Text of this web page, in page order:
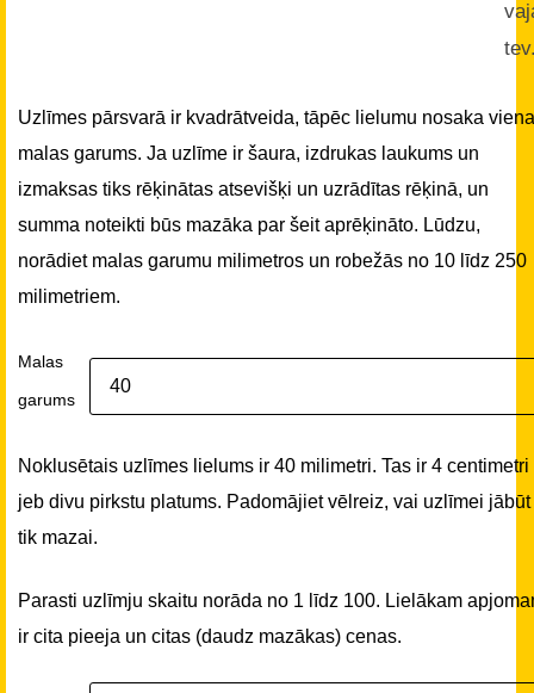
Uzlīmes pārsvarā ir kvadrātveida, tāpēc lielumu nosaka
malas garums. Ja uzlīme ir šaura, izdrukas laukums un
izmaksas tiks rēķinātas atsevišķi un uzrādītas rēķinā, un
summa noteikti būs mazāka par šeit aprēķināto. Lūdzu,
norādiet malas garumu milimetros un robežās no 10 līdz 250
milimetriem.
Malas
garums
Noklusētais uzlīmes lielums ir 40 milimetri. Tas ir 4 centimetri
jeb divu pirkstu platums. Padomājiet vēlreiz, vai uzlīmei jābūt
tik mazai.
Parasti uzlīmju skaitu norāda no 1 līdz 100. Lielākam
ir cita pieeja un citas (daudz mazākas) cenas.